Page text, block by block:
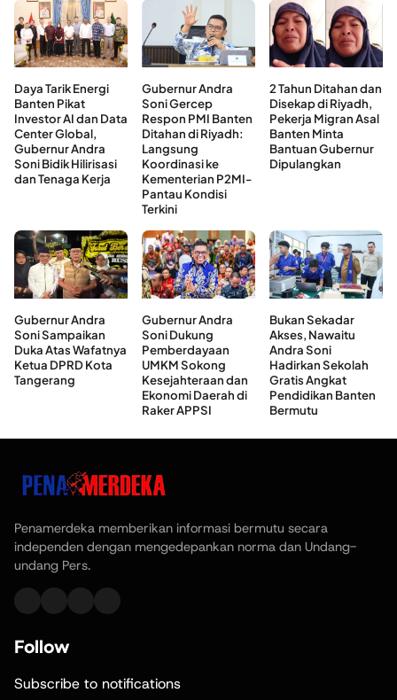
Daya Tarik Energi
Banten Pikat
Investor AI dan Data
Center Global,
Gubernur Andra
Soni Bidik Hilirisasi
dan Tenaga Kerja
Gubernur Andra
Soni Gercep
Respon PMI Banten
Ditahan di Riyadh:
Langsung
Koordinasi ke
Kementerian P2MI-
Pantau Kondisi
Terkini
2 Tahun Ditahan dan
Disekap di Riyadh,
Pekerja Migran Asal
Banten Minta
Bantuan Gubernur
Dipulangkan
Gubernur Andra
Soni Sampaikan
Duka Atas Wafatnya
Ketua DPRD Kota
Tangerang
Gubernur Andra
Soni Dukung
Pemberdayaan
UMKM Sokong
Kesejahteraan dan
Ekonomi Daerah di
Raker APPSI
Bukan Sekadar
Akses, Nawaitu
Andra Soni
Hadirkan Sekolah
Gratis Angkat
Pendidikan Banten
Bermutu
Penamerdeka memberikan informasi bermutu secara
independen dengan mengedepankan norma dan Undang-
undang Pers.
Follow
Subscribe to notifications